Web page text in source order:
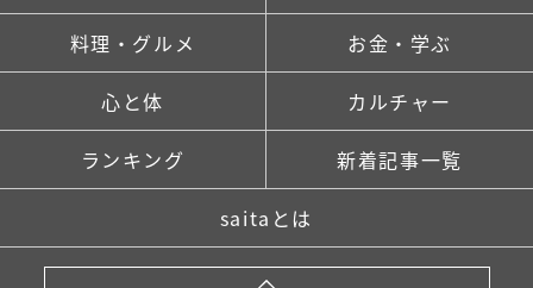
料理・グルメ お金・学ぶ
心と体 カルチャー
ランキング 新着記事一覧
saitaとは